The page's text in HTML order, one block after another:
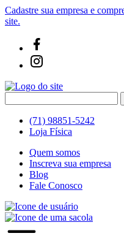
Cadastre sua empresa e
site.
(71) 98851-5242
Loja Física
Quem somos
Inscreva sua empresa
Blog
Fale Conosco